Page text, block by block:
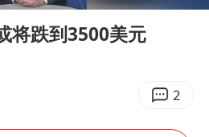
中巨芯：上半年归母净利润1405.77万元
将跌到3500美元
2